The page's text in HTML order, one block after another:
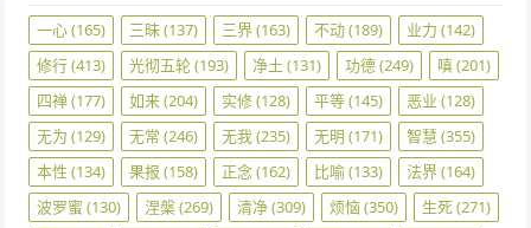
一心(165) 三昧(137) 三界(163) 不动(189) 业力 (142)
修行(413) 光彻五轮(193) 净土 (131) 功德(249) 嗔(201)
四禅(177) 如来(204) 实修(128) 平等(145) 恶业 (128)
无为 (129) 无常 (246) 无我(235) 无明 (171) 智慧 (355)
本性 (134) 果报 (158) 正念(162) 比喻(133) 法界(164)
波罗蜜 (130) 涅槃(269) 清净(309) 烦恼(350) 生死(271)